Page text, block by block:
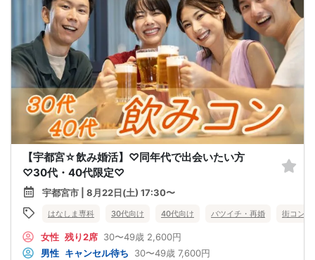
【宇都宮☆飲み婚活】♡同年代で出会いたい方
♡30代・40代限定♡
宇都宮市 | 8月22日(土) 17:30〜
はなしま専科 30代向け 40代向け バツイチ・再婚 街コン
女性 残り2席 30〜49歳 2,600円
男性 キャンセル待ち 30〜49歳 7,600円